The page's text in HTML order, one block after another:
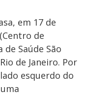
em 17 de
de
Saúde São
de Janeiro. Por
esquerdo do